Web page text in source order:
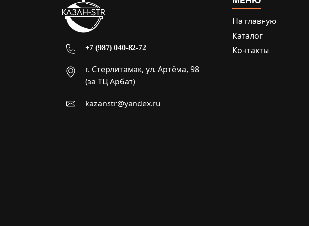
+7 (987) 040-82-72
г. Стерлитамак, ул. Артёма, 98
(за ТЦ Арбат)
kazanstr@yandex.ru
На главную
Каталог
Контакты